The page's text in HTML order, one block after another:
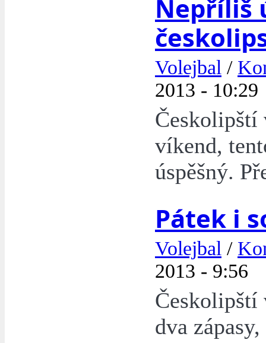
Nepříliš
Volejbal /
2013 - 10:29
Českolipští
víkend,
úspěšný.
Pátek i
Volejbal /
2013 - 9:56
Českolipští
dva